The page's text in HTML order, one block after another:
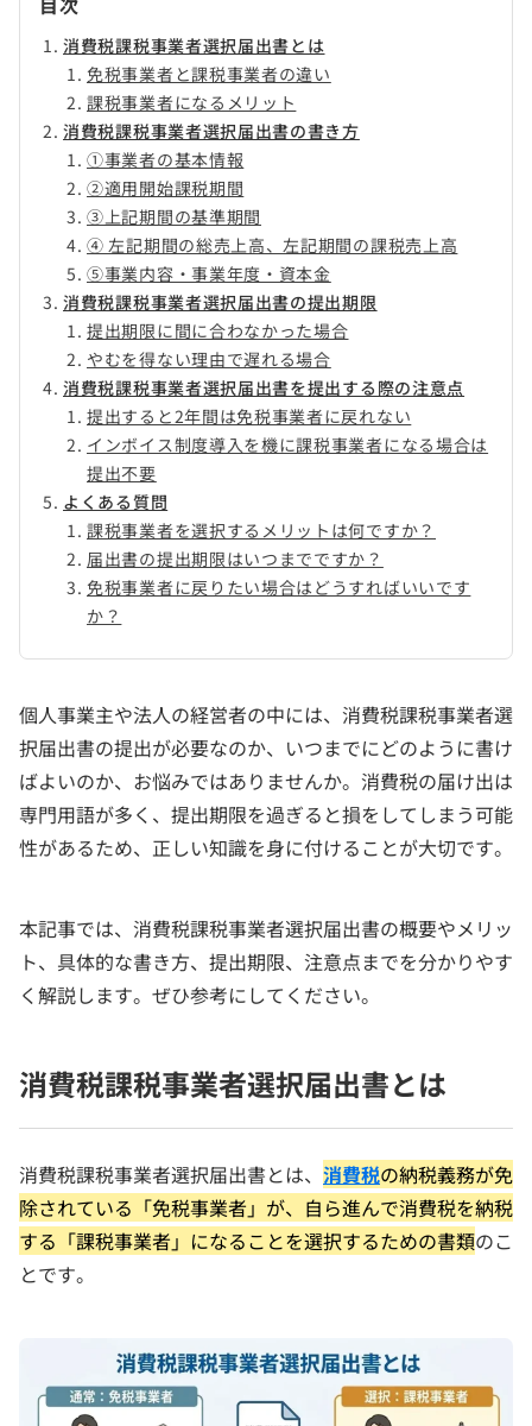
消費税課税事業者選択届出書とは
免税事業者と課税事業者の違い
課税事業者になるメリット
消費税課税事業者選択届出書の書き方
①事業者の基本情報
②適用開始課税期間
③上記期間の基準期間
④ 左記期間の総売上高、左記期間の課税売上高
⑤事業内容・事業年度・資本金
消費税課税事業者選択届出書の提出期限
提出期限に間に合わなかった場合
やむを得ない理由で遅れる場合
消費税課税事業者選択届出書を提出する際の注意点
提出すると2年間は免税事業者に戻れない
インボイス制度導入を機に課税事業者になる場合は
提出不要
よくある質問
課税事業者を選択するメリットは何ですか？
届出書の提出期限はいつまでですか？
免税事業者に戻りたい場合はどうすればいいです
か？
個人事業主や法人の経営者の中には、消費税課税事業者選
択届出書の提出が必要なのか、いつまでにどのように書け
ばよいのか、お悩みではありませんか。消費税の届け出は
専門用語が多く、提出期限を過ぎると損をしてしまう可能
性があるため、正しい知識を身に付けることが大切です。
本記事では、消費税課税事業者選択届出書の概要やメリッ
ト、具体的な書き方、提出期限、注意点までを分かりやす
く解説します。ぜひ参考にしてください。
消費税課税事業者選択届出書とは
消費税課税事業者選択届出書とは、 消費税の納税義務が免
除されている「免税事業者」が、自ら進んで消費税を納税
する「課税事業者」になることを選択するための書類のこ
とです。